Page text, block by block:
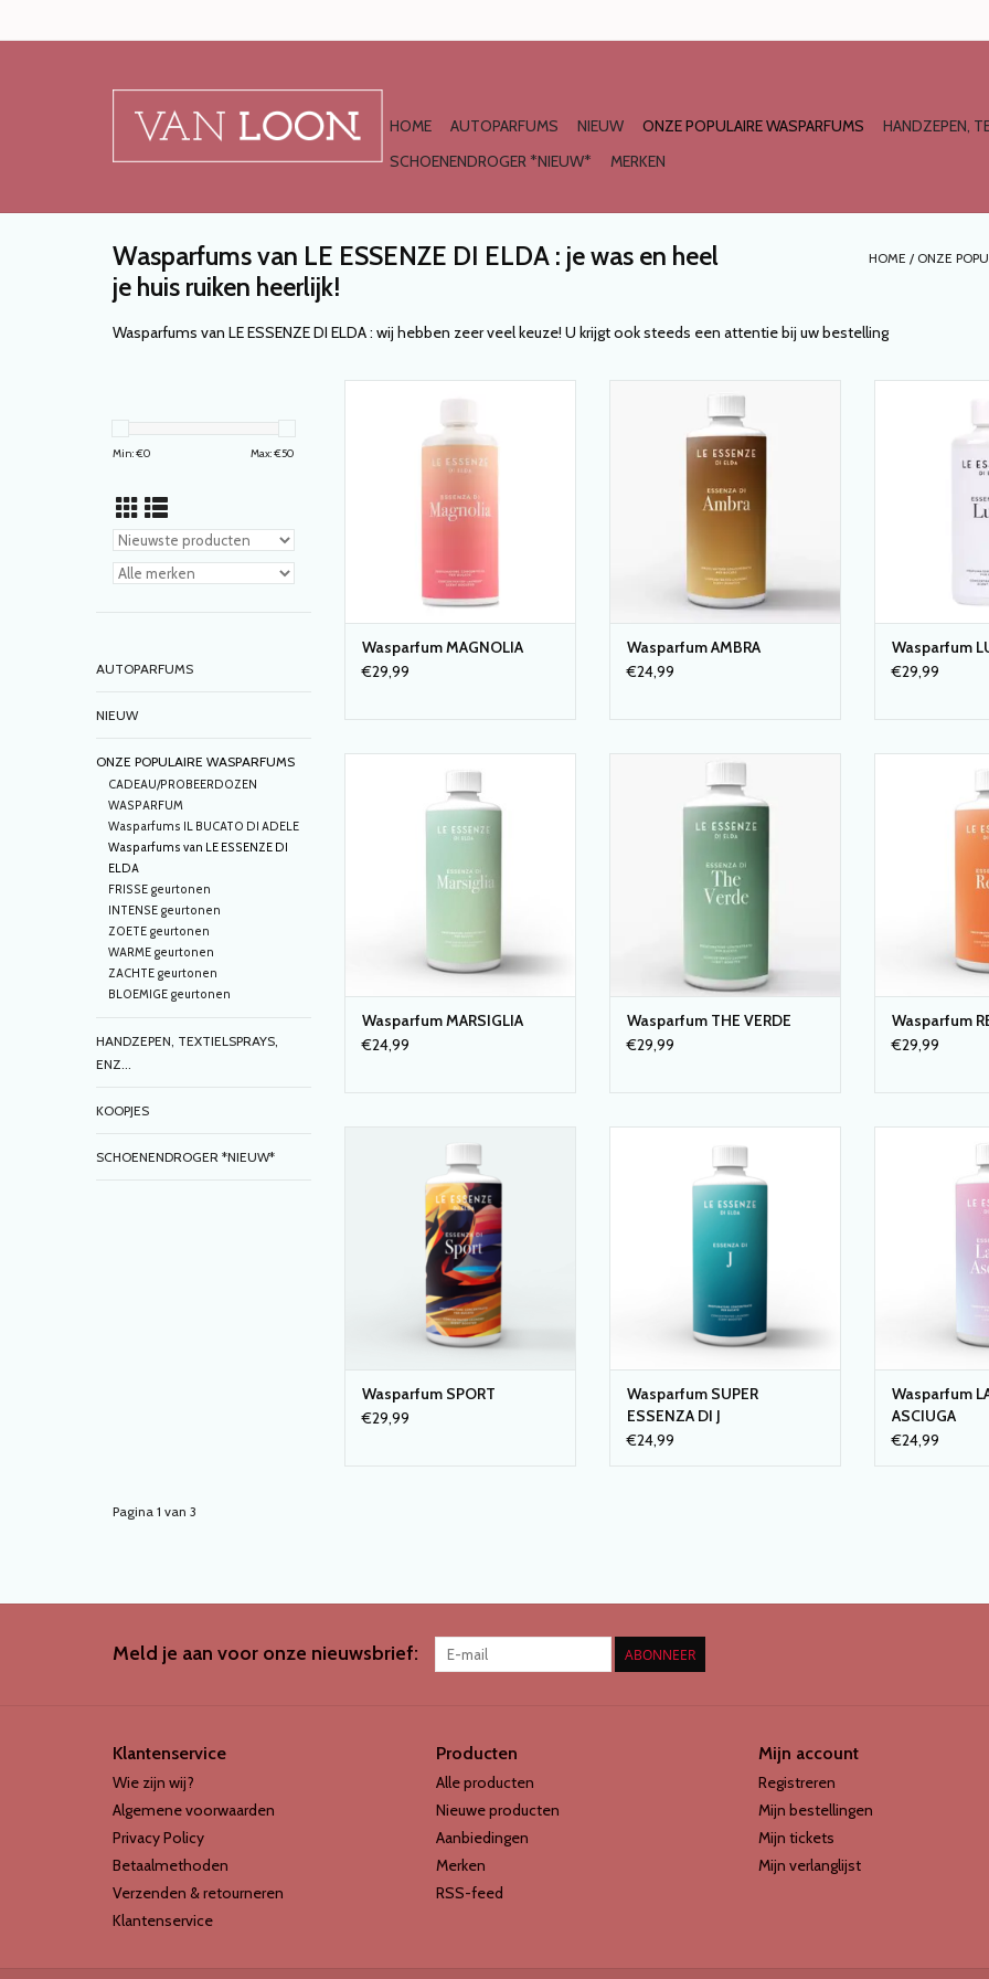
HOME AUTOPARFUMS NIEUW ONZE POPULAIRE WASPARFUMS HANDZEPEN,
SCHOENENDROGER *NIEUW*
MERKEN
Wasparfums van LE ESSENZE DI ELDA : je was en heel
je huis ruiken heerlijk!
HOME / ONZE
Wasparfums van LE ESSENZE DI ELDA : wij hebben zeer veel keuze! U krijgt ook steeds een attentie bij uw bestelling
Min: €0 Max: €50
AUTOPARFUMS
NIEUW
ONZE POPULAIRE WASPARFUMS
CADEAU/PROBEERDOZEN
WASPARFUM
Wasparfums IL BUCATO DI ADELE
Wasparfums van LE ESSENZE DI
ELDA
FRISSE geurtonen
INTENSE geurtonen
ZOETE geurtonen
WARME geurtonen
ZACHTE geurtonen
BLOEMIGE geurtonen
HANDZEPEN, TEXTIELSPRAYS,
ENZ...
KOOPJES
SCHOENENDROGER *NIEUW*
TOEVOEGEN AAN WINKELWAGEN
Wasparfum MAGNOLIA
€29,99
essenze di Elda' Italia
TOEVOEGEN AAN WINKELWAGEN
Wasparfum AMBRA
€24,99
TOEVOEGEN
Wasparfum
€29,99
Wasparfum MARSIGLIA
€24,99
WASPARFUM THE VERDE van 'Le
essenze di Elda' Italia
TOEVOEGEN AAN WINKELWAGEN
Wasparfum THE VERDE
€29,99
essenze
TOEVOEGEN
Wasparfum
€29,99
essenze di Elda' Italia
TOEVOEGEN AAN WINKELWAGEN
Wasparfum SPORT
€29,99
TOEVOEGEN AAN WINKELWAGEN
Wasparfum SUPER
ESSENZA DI J
€24,99
Wasparfum
ASCIUGA
€24,99
Pagina 1 van 3
Meld je aan voor onze nieuwsbrief: ABONNEER
Klantenservice
Wie zijn wij?
Algemene voorwaarden
Privacy Policy
Betaalmethoden
Verzenden & retourneren
Klantenservice
Producten
Alle producten
Nieuwe producten
Aanbiedingen
Merken
RSS-feed
Mijn account
Registreren
Mijn bestellingen
Mijn tickets
Mijn verlanglijst